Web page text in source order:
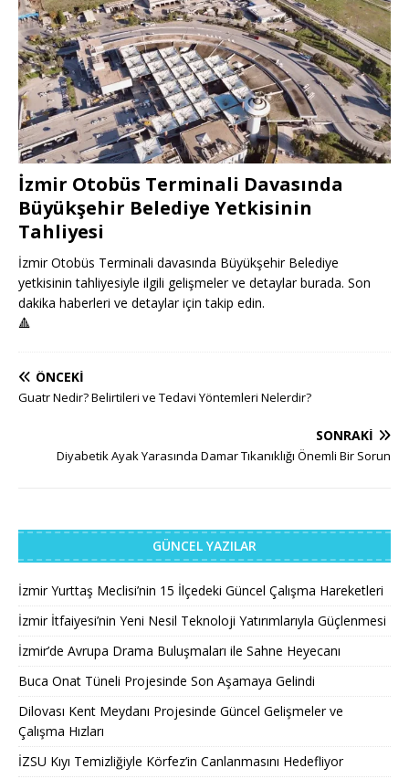
İzmir Otobüs Terminali Davasında
Büyükşehir Belediye Yetkisinin
Tahliyesi
İzmir Otobüs Terminali davasında Büyükşehir Belediye
yetkisinin tahliyesiyle ilgili gelişmeler ve detaylar burada. Son
dakika haberleri ve detaylar için takip edin.
🔺
ÖNCEKI
Guatr Nedir? Belirtileri ve Tedavi Yöntemleri Nelerdir?
SONRAKI
Diyabetik Ayak Yarasında Damar Tıkanıklığı Önemli Bir Sorun
GÜNCEL YAZILAR
İzmir Yurttaş Meclisi’nin 15 İlçedeki Güncel Çalışma Hareketleri
İzmir İtfaiyesi’nin Yeni Nesil Teknoloji Yatırımlarıyla Güçlenmesi
İzmir’de Avrupa Drama Buluşmaları ile Sahne Heyecanı
Buca Onat Tüneli Projesinde Son Aşamaya Gelindi
Dilovası Kent Meydanı Projesinde Güncel Gelişmeler ve
Çalışma Hızları
İZSU Kıyı Temizliğiyle Körfez’in Canlanmasını Hedefliyor